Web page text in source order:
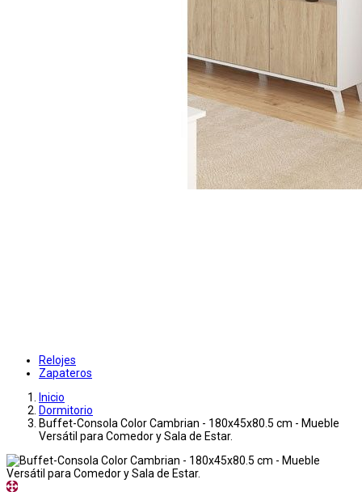
Relojes
Zapateros
Inicio
Dormitorio
Buffet-Consola Color Cambrian - 180x45x80.5 cm - Mueble
Versátil para Comedor y Sala de Estar.